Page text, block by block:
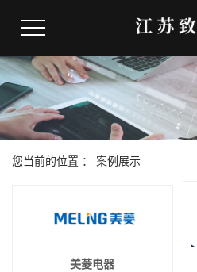
网站首页
人事外包
社保代缴
您当前的位置 ： 案例展示
美菱电器